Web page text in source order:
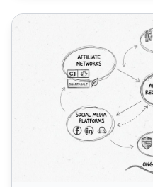
Où trouver des affiliés